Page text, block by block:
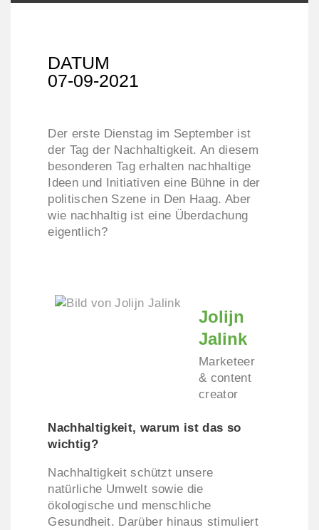
DATUM
07-09-2021
Der erste Dienstag im September ist
der Tag der Nachhaltigkeit. An diesem
besonderen Tag erhalten nachhaltige
Ideen und Initiativen eine Bühne in der
politischen Szene in Den Haag. Aber
wie nachhaltig ist eine Überdachung
eigentlich?
Jolijn
Jalink
Marketeer
& content
creator
Nachhaltigkeit, warum ist das so
wichtig?
Nachhaltigkeit schützt unsere
natürliche Umwelt sowie die
ökologische und menschliche
Gesundheit. Darüber hinaus stimuliert